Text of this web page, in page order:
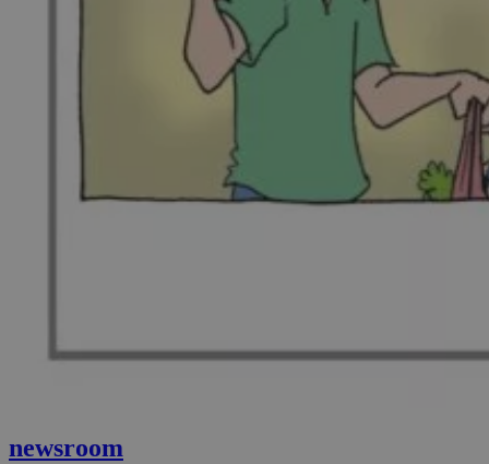
newsroom